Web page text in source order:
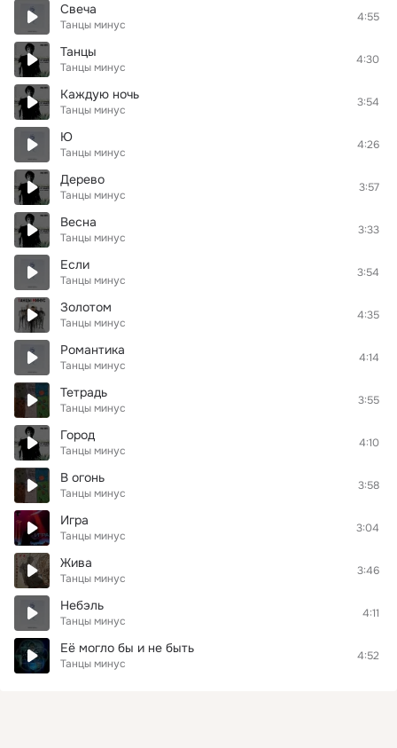
Свеча
Танцы минус
4:55
Танцы
Танцы минус
4:30
Каждую ночь
Танцы минус
3:54
Ю
Танцы минус
4:26
Дерево
Танцы минус
3:57
Весна
Танцы минус
3:33
Если
Танцы минус
3:54
Золотом
Танцы минус
4:35
Романтика
Танцы минус
4:14
Тетрадь
Танцы минус
3:55
Город
Танцы минус
4:10
В огонь
Танцы минус
3:58
Игра
Танцы минус
3:04
Жива
Танцы минус
3:46
Небэль
Танцы минус
4:11
Её могло бы и не быть
Танцы минус
4:52